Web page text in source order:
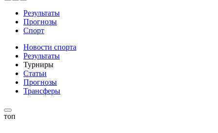
Результаты
Прогнозы
Спорт
Новости спорта
Результаты
Турниры
Статьи
Прогнозы
Трансферы
топ